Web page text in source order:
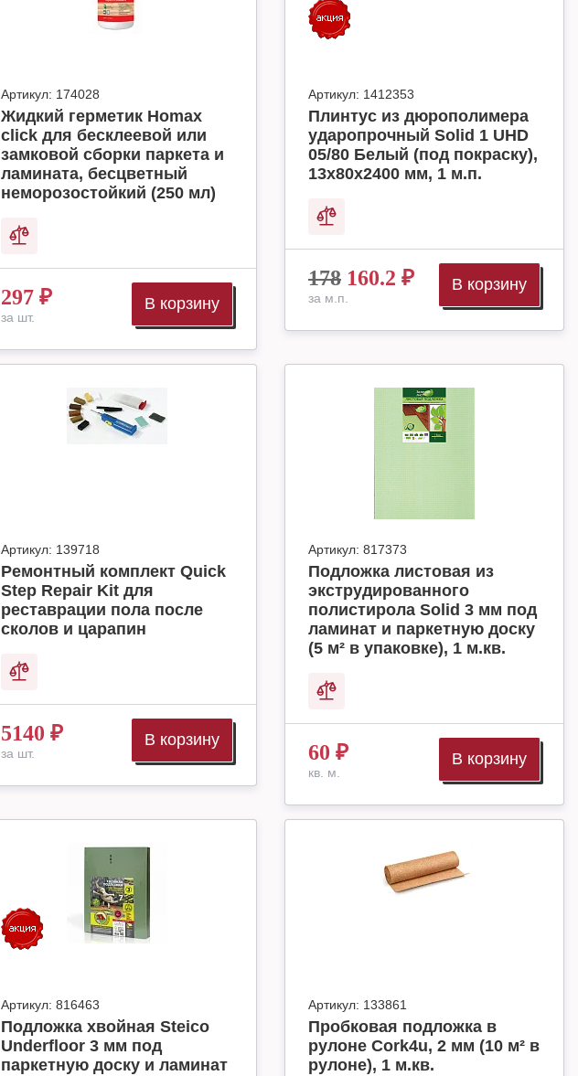
Артикул: 174028
Жидкий герметик Homax
click для бесклеевой или
замковой сборки паркета и
ламината, бесцветный
неморозостойкий (250 мл)
297 ₽
за шт.
В корзину
Артикул: 1412353
Плинтус из дюрополимера
ударопрочный Solid 1 UHD
05/80 Белый (под покраску),
13х80х2400 мм, 1 м.п.
178 160.2 ₽
за м.п.
В корзину
Артикул: 139718
Ремонтный комплект Quick
Step Repair Kit для
реставрации пола после
сколов и царапин
5140 ₽
за шт.
В корзину
Артикул: 817373
Подложка листовая из
экструдированного
полистирола Solid 3 мм под
ламинат и паркетную доску
(5 м² в упаковке), 1 м.кв.
60 ₽
кв. м.
В корзину
Артикул: 816463
Подложка хвойная Steico
Underfloor 3 мм под
паркетную доску и ламинат
Артикул: 133861
Пробковая подложка в
рулоне Cork4u, 2 мм (10 м² в
рулоне), 1 м.кв.